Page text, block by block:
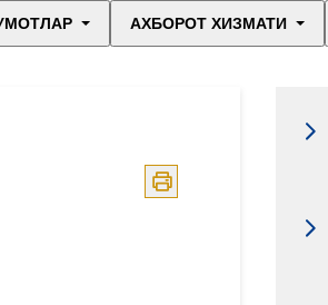
АХБОРОТ ХИЗМАТИ